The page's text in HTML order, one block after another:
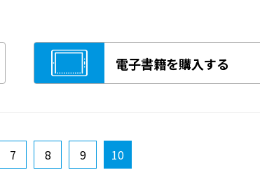
電子書籍を購入する
7 8 9 10